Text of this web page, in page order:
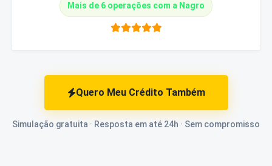
Mais de 6 operações com a Nagro
Quero Meu Crédito Também
Simulação gratuita · Resposta em até 24h · Sem compromisso